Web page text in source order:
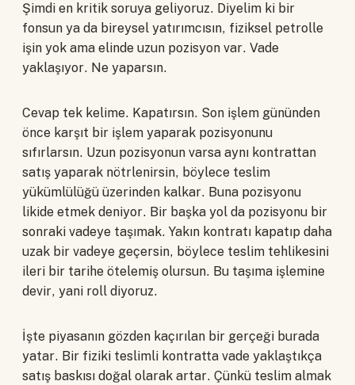
Şimdi en kritik soruya geliyoruz. Diyelim ki bir
fonsun ya da bireysel yatırımcısın, fiziksel petrolle
işin yok ama elinde uzun pozisyon var. Vade
yaklaşıyor. Ne yaparsın.
Cevap tek kelime. Kapatırsın. Son işlem gününden
önce karşıt bir işlem yaparak pozisyonunu
sıfırlarsın. Uzun pozisyonun varsa aynı kontrattan
satış yaparak nötrlenirsin, böylece teslim
yükümlülüğü üzerinden kalkar. Buna pozisyonu
likide etmek deniyor. Bir başka yol da pozisyonu bir
sonraki vadeye taşımak. Yakın kontratı kapatıp daha
uzak bir vadeye geçersin, böylece teslim tehlikesini
ileri bir tarihe ötelemiş olursun. Bu taşıma işlemine
devir, yani roll diyoruz.
İşte piyasanın gözden kaçırılan bir gerçeği burada
yatar. Bir fiziki teslimli kontratta vade yaklaştıkça
satış baskısı doğal olarak artar. Çünkü teslim almak